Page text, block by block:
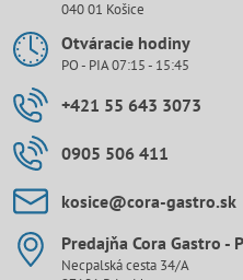
040 01 Košice
Otváracie hodiny
PO - PIA 07:15 - 15:45
+421 55 643 3073
0905 506 411
kosice​@cora-gastro​.sk
Predajňa Cora Gastro -
Necpalská cesta 34/A